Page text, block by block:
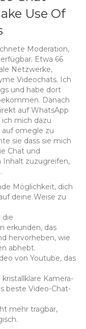
Use Of
Moderation,
Etwa 66
Netzwerke,
Videochats. Ich
und habe dort
Danach
auf WhatsApp
mich dazu
auf omegle zu
sie dass sie mich
Chat und
Inhalt zuzugreifen,
Möglichkeit, dich
deine Weise zu
die
erkunden, das
hervorheben, wie
abhebt.
von Youtube, das
Kamera-
beste Video-Chat-
mehr tragbar,